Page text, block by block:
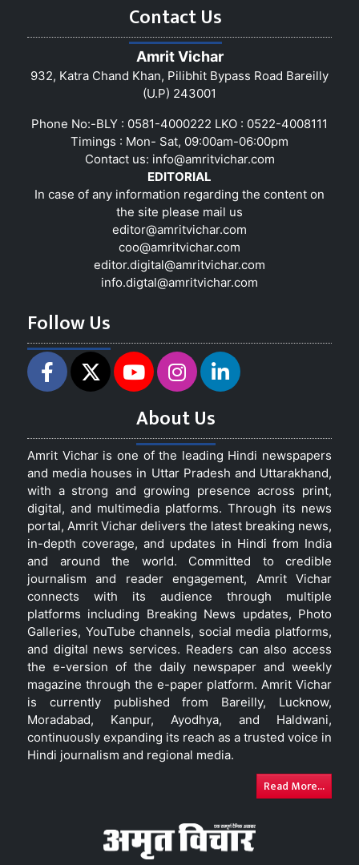
Contact Us
Amrit Vichar
932, Katra Chand Khan, Pilibhit Bypass Road Bareilly
(U.P) 243001
Phone No:-BLY : 0581-4000222 LKO : 0522-4008111
Timings : Mon- Sat, 09:00am-06:00pm
Contact us: info@amritvichar.com
EDITORIAL
In case of any information regarding the content on
the site please mail us
editor@amritvichar.com
coo@amritvichar.com
editor.digital@amritvichar.com
info.digtal@amritvichar.com
Follow Us
About Us
Amrit Vichar is one of the leading Hindi newspapers
and media houses in Uttar Pradesh and Uttarakhand,
with a strong and growing presence across print,
digital, and multimedia platforms. Through its news
portal, Amrit Vichar delivers the latest breaking news,
in-depth coverage, and updates in Hindi from India
and around the world. Committed to credible
journalism and reader engagement, Amrit Vichar
connects with its audience through multiple
platforms including Breaking News updates, Photo
Galleries, YouTube channels, social media platforms,
and digital news services. Readers can also access
the e-version of the daily newspaper and weekly
magazine through the e-paper platform. Amrit Vichar
is currently published from Bareilly, Lucknow,
Moradabad, Kanpur, Ayodhya, and Haldwani,
continuously expanding its reach as a trusted voice in
Hindi journalism and regional media.
Read More...